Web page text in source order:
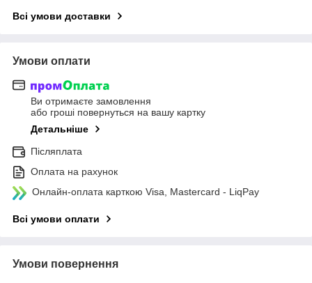
Всі умови доставки
Умови оплати
Ви отримаєте замовлення
або гроші повернуться на вашу картку
Детальніше
Післяплата
Оплата на рахунок
Онлайн-оплата карткою Visa, Mastercard - LiqPay
Всі умови оплати
Умови повернення